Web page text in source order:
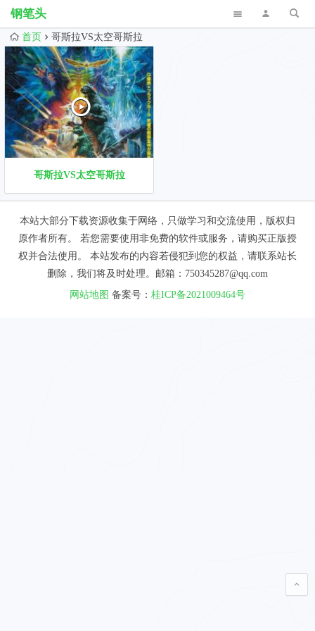
钢笔头
首页 哥斯拉VS太空哥斯拉
哥斯拉VS太空哥斯拉
本站大部分下载资源收集于网络，只做学习和交流使用，版权归
原作者所有。 若您需要使用非免费的软件或服务，请购买正版授
权并合法使用。 本站发布的内容若侵犯到您的权益，请联系站长
删除，我们将及时处理。邮箱：750345287@qq.com
网站地图 备案号： 桂ICP备2021009464号